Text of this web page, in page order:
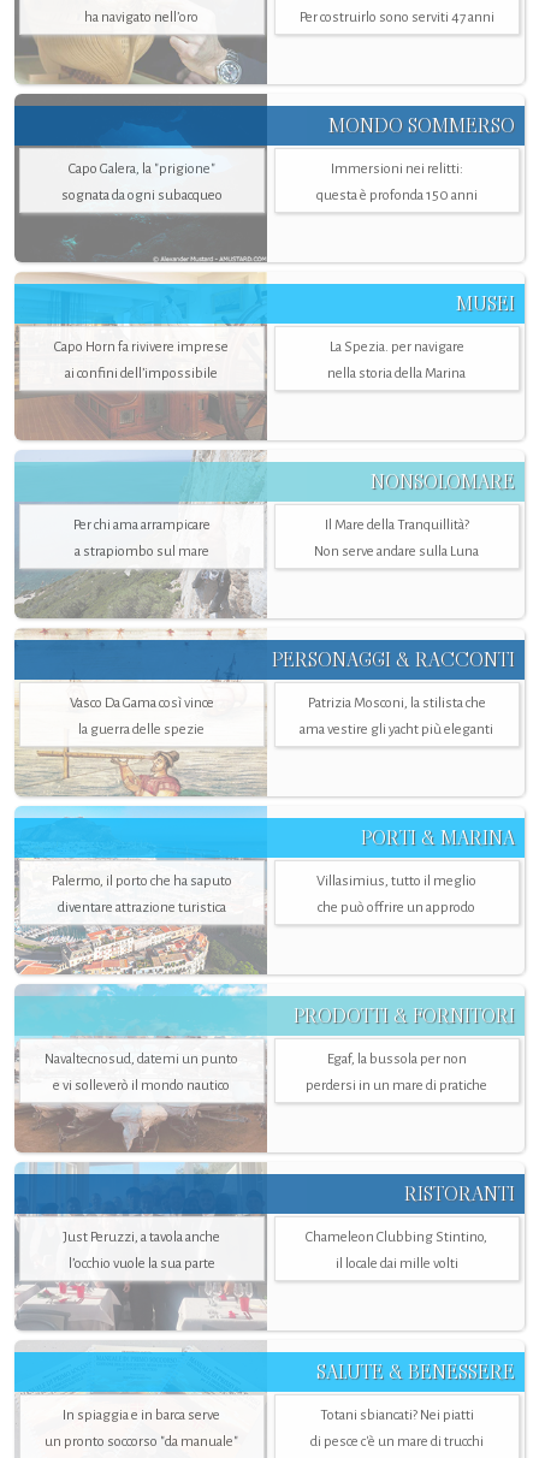
ha navigato nell’oro
Per costruirlo sono serviti 47 anni
MONDO SOMMERSO
Capo Galera, la "prigione"
sognata da ogni subacqueo
Immersioni nei relitti:
questa è profonda 150 anni
MUSEI
Capo Horn fa rivivere imprese
ai confini dell’impossibile
La Spezia. per navigare
nella storia della Marina
NONSOLOMARE
Per chi ama arrampicare
a strapiombo sul mare
Il Mare della Tranquillità?
Non serve andare sulla Luna
PERSONAGGI & RACCONTI
Vasco Da Gama così vince
la guerra delle spezie
Patrizia Mosconi, la stilista che
ama vestire gli yacht più eleganti
PORTI & MARINA
Palermo, il porto che ha saputo
diventare attrazione turistica
Villasimius, tutto il meglio
che può offrire un approdo
PRODOTTI & FORNITORI
Navaltecnosud, datemi un punto
e vi solleverò il mondo nautico
Egaf, la bussola per non
perdersi in un mare di pratiche
RISTORANTI
Just Peruzzi, a tavola anche
l’occhio vuole la sua parte
Chameleon Clubbing Stintino,
il locale dai mille volti
SALUTE & BENESSERE
In spiaggia e in barca serve
un pronto soccorso "da manuale"
Totani sbiancati? Nei piatti
di pesce c'è un mare di trucchi